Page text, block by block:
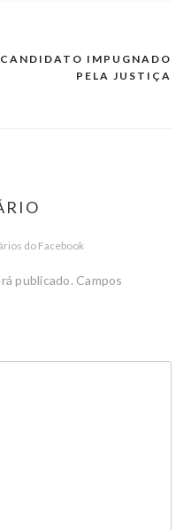
CANDIDATO IMPUGNADO
PELA JUSTIÇA
do Facebook
publicado. Campos